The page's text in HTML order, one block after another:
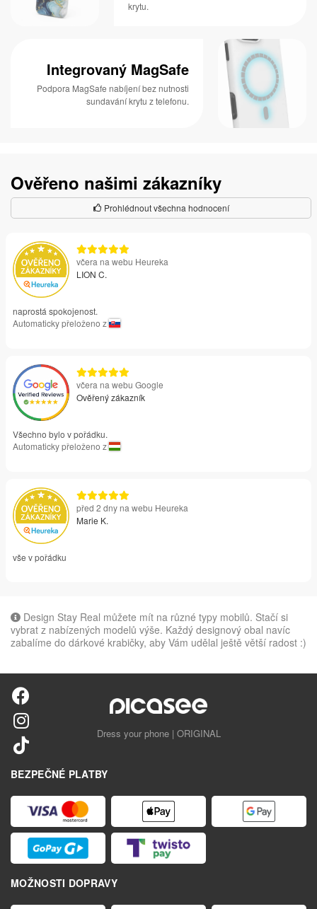
krytu.
Integrovaný MagSafe
Podpora MagSafe nabíjení bez nutnosti
sundavání krytu z telefonu.
Ověřeno našimi zákazníky
Prohlédnout všechna hodnocení
včera na webu Heureka
LION C.
naprostá spokojenost.
Automaticky přeloženo z
včera na webu Google
Ověřený zákazník
Všechno bylo v pořádku.
Automaticky přeloženo z
před 2 dny na webu Heureka
Marie K.
vše v pořádku
Design Stay Real můžete mít na různé typy mobilů. Stačí si
vybrat z nabízených modelů výše. Každý designový obal navíc
zabalíme do dárkové krabičky, aby Vám udělal ještě větší radost :)
Dress your phone | ORIGINAL
BEZPEČNÉ PLATBY
MOŽNOSTI DOPRAVY